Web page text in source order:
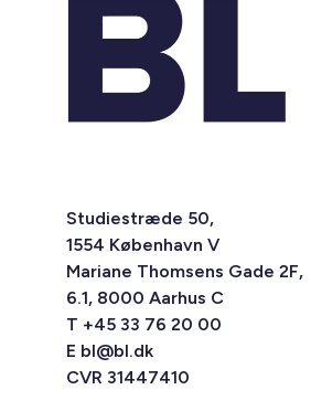
Studiestræde 50,
1554 København V
Mariane Thomsens Gade 2F,
6.1, 8000 Aarhus C
T +45 33 76 20 00
E bl@bl.dk
CVR 31447410